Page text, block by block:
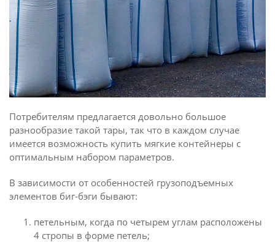
Потребителям предлагается довольно большое
разнообразие такой тары, так что в каждом случае
имеется возможность купить мягкие контейнеры с
оптимальным набором параметров.
В зависимости от особенностей грузоподъемных
элементов биг-бэги бывают:
петельным, когда по четырем углам расположены
4 стропы в форме петель;